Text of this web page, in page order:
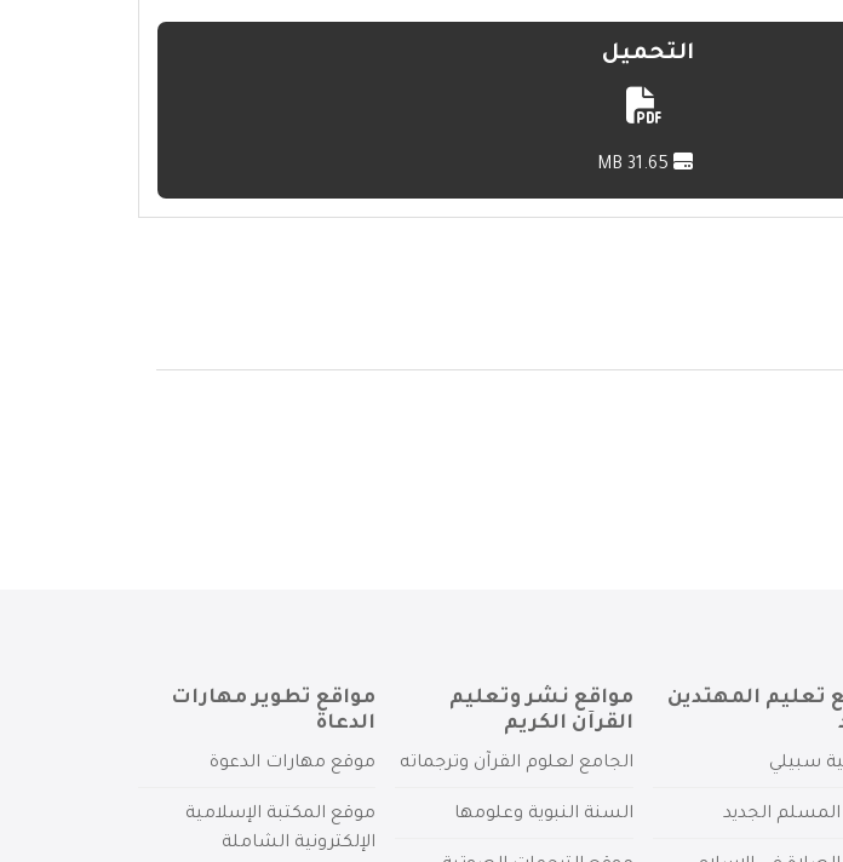
التحميل
تعليم المهتدين
سبيلي
الجديد
مواقع نشر وتعليم
القرآن الكريم
الجامع لعلوم القرآن وترجماته
السنة النبوية وعلومها
مواقع تطوير مهارات
الدعاة
موقع مهارات الدعوة
موقع المكتبة الإسلامية
الإلكترونية الشاملة